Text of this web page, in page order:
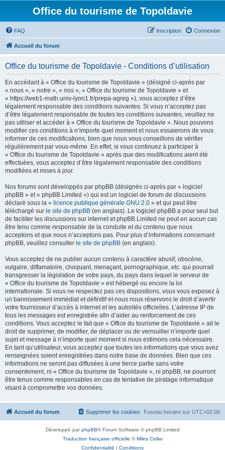
Office du tourisme de Topoldavie
FAQ Connexion
Inscription
Accueil du forum
Office du tourisme de Topoldavie - Conditions d’utilisation
En accédant à « Office du tourisme de Topoldavie » (désigné ci-après par
« nous », « notre », « nos », « Office du tourisme de Topoldavie » et
« https://web1-math.univ-lyon1.fr/prepa-agreg »), vous acceptez d’être
légalement responsable des conditions suivantes. Si vous n’acceptez pas
d’être légalement responsable de toutes les conditions suivantes, veuillez ne
pas utiliser et accéder à « Office du tourisme de Topoldavie ». Nous pouvons
modifier ces conditions à n’importe quel moment et nous essaierons de vous
informer de ces modifications, bien que nous vous conseillons de vérifier
régulièrement par vous-même. En effet, si vous continuez à participer à
« Office du tourisme de Topoldavie » après que des modifications aient été
effectuées, vous acceptez d’être légalement responsable des conditions
modifiées et mises à jour.
Nos forums sont développés par phpBB (désignés ci-après par « logiciel
phpBB » et « phpBB Limited ») qui est un logiciel de forum de discussions
déclaré sous la « licence publique générale GNU 2.0 » et qui peut être
téléchargé sur le site de phpBB (en anglais). Le logiciel phpBB a pour seul but
de faciliter les discussions sur internet et phpBB Limited ne peut en aucun cas
être tenu comme responsable de la conduite et du contenu que nous
acceptons et que nous n’acceptons pas. Pour plus d’informations concernant
phpBB, veuillez consulter le site de phpBB (en anglais).
Vous acceptez de ne publier aucun contenu à caractère abusif, obscène,
vulgaire, diffamatoire, choquant, menaçant, pornographique, etc. qui pourrait
transgresser la législation de votre pays, du pays dans lequel le serveur de
« Office du tourisme de Topoldavie » est hébergé ou encore la loi
internationale. Si vous ne respectez pas ces dispositions, vous vous exposez à
un bannissement immédiat et définitif et nous nous réservons le droit d’avertir
votre fournisseur d’accès à internet et les autorités officielles. L’adresse IP de
tous les messages est enregistrée afin d’aider au renforcement de ces
conditions. Vous acceptez le fait que « Office du tourisme de Topoldavie » ait le
droit de supprimer, de modifier, de déplacer ou de verrouiller n’importe quel
sujet et message à n’importe quel moment si nous estimons cela nécessaire.
En tant qu’utilisateur, vous acceptez que toutes les informations que vous avez
renseignées soient enregistrées dans notre base de données. Bien que ces
informations ne seront pas diffusées à une tierce partie sans votre
consentement, ni « Office du tourisme de Topoldavie », ni phpBB, ne pourront
être tenus comme responsables en cas de tentative de piratage informatique
visant à compromettre vos données.
Accueil du forum Fuseau horaire sur UTC+02:00
Supprimer les cookies
Développé parphpBB® Forum Software © phpBB Limited
Traduction française officielle ©Miles Cellar
Confidentialité | Conditions